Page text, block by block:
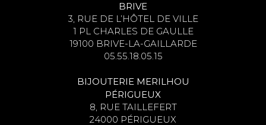
BRIVE
3, RUE DE L’HÔTEL DE VILLE
1 PL CHARLES DE GAULLE
19100 BRIVE-LA-GAILLARDE
05.55.18.05.15
BIJOUTERIE MERILHOU
PÉRIGUEUX
8, RUE TAILLEFERT
24000 PÉRIGUEUX